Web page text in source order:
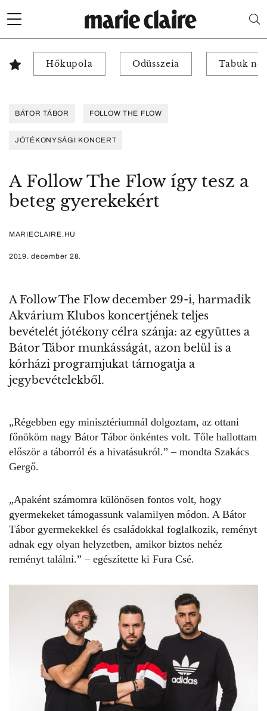
Hőkupola Odüsszeia Tabuk
BÁTOR TÁBOR FOLLOW THE FLOW
JÓTÉKONYSÁGI KONCERT
A Follow The Flow így tesz a
beteg gyerekekért
MARIECLAIRE.HU
2019. december 28.
A Follow The Flow december 29-i, harmadik
Akvárium Klubos koncertjének teljes
bevételét jótékony célra szánja: az együttes a
Bátor Tábor munkásságát, azon belül is a
kórházi programjukat támogatja a
jegybevételekből.
„Régebben egy minisztériumnál dolgoztam, az ottani
főnököm nagy Bátor Tábor önkéntes volt. Tőle hallottam
először a táborról és a hivatásukról.” – mondta Szakács
Gergő.
„Apaként számomra különösen fontos volt, hogy
gyermekeket támogassunk valamilyen módon. A Bátor
Tábor gyermekekkel és családokkal foglalkozik, reményt
adnak egy olyan helyzetben, amikor biztos nehéz
reményt találni.” – egészítette ki Fura Csé.